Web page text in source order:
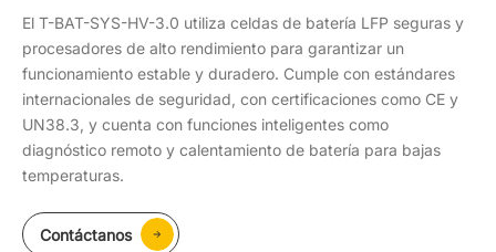
El T-BAT-SYS-HV-3.0 utiliza celdas de batería LFP seguras y
procesadores de alto rendimiento para garantizar un
funcionamiento estable y duradero. Cumple con estándares
internacionales de seguridad, con certificaciones como CE y
UN38.3, y cuenta con funciones inteligentes como
diagnóstico remoto y calentamiento de batería para bajas
temperaturas.
Contáctanos